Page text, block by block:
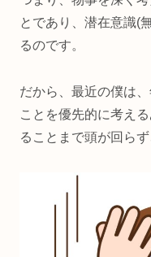
とであり、潜在意識(
るのです。
だから、最近の僕は
ことを優先的に考え
ることまで頭が回ら